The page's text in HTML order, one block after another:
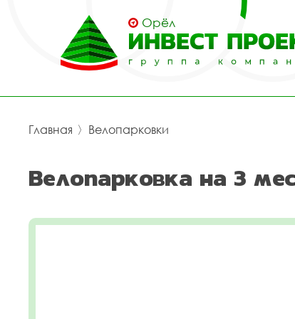
Орёл
Главная 〉 Велопарковки
Велопарковка на 3